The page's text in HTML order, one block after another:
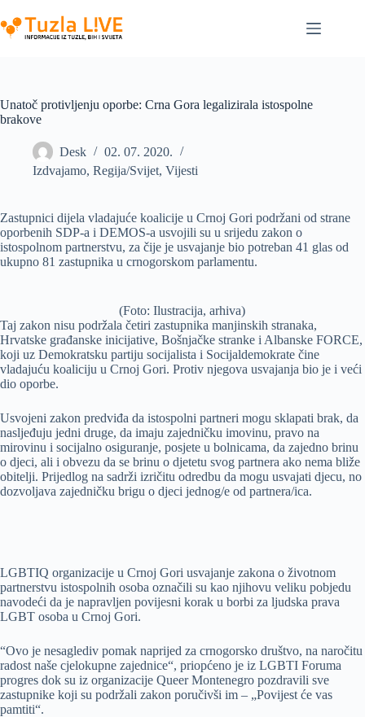
to
content
Unatoč protivljenju oporbe: Crna Gora legalizirala istospolne
brakove
Desk
02. 07. 2020.
Izdvajamo, Regija/Svijet, Vijesti
Zastupnici dijela vladajuće koalicije u Crnoj Gori podržani od strane
oporbenih SDP-a i DEMOS-a usvojili su u srijedu zakon o
istospolnom partnerstvu, za čije je usvajanje bio potreban 41 glas od
ukupno 81 zastupnika u crnogorskom parlamentu.
(Foto: Ilustracija, arhiva)
Taj zakon nisu podržala četiri zastupnika manjinskih stranaka,
Hrvatske građanske inicijative, Bošnjačke stranke i Albanske FORCE,
koji uz Demokratsku partiju socijalista i Socijaldemokrate čine
vladajuću koaliciju u Crnoj Gori. Protiv njegova usvajanja bio je i veći
dio oporbe.
Usvojeni zakon predviđa da istospolni partneri mogu sklapati brak, da
nasljeđuju jedni druge, da imaju zajedničku imovinu, pravo na
mirovinu i socijalno osiguranje, posjete u bolnicama, da zajedno brinu
o djeci, ali i obvezu da se brinu o djetetu svog partnera ako nema bliže
obitelji. Prijedlog na sadrži izričitu odredbu da mogu usvajati djecu, no
dozvoljava zajedničku brigu o djeci jednog/e od partnera/ica.
LGBTIQ organizacije u Crnoj Gori usvajanje zakona o životnom
partnerstvu istospolnih osoba označili su kao njihovu veliku pobjedu
navodeći da je napravljen povijesni korak u borbi za ljudska prava
LGBT osoba u Crnoj Gori.
“Ovo je nesaglediv pomak naprijed za crnogorsko društvo, na naročitu
radost naše cjelokupne zajednice“, priopćeno je iz LGBTI Foruma
progres dok su iz organizacije Queer Montenegro pozdravili sve
zastupnike koji su podržali zakon poručivši im – „Povijest će vas
pamtiti“.